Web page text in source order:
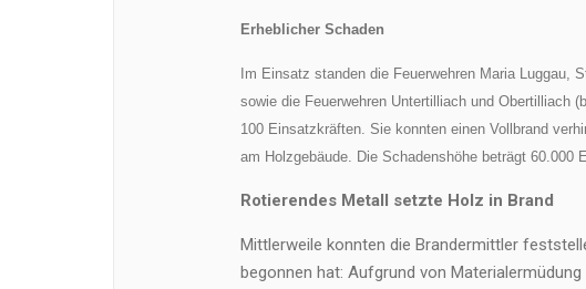
Erheblicher Schaden
Im Einsatz standen die Feuerwehren Maria Luggau,
sowie die Feuerwehren Untertilliach und Obertilliach
100 Einsatzkräften. Sie konnten einen Vollbrand
am Holzgebäude. Die Schadenshöhe beträgt 60.000
Rotierendes Metall setzte Holz in Brand
Mittlerweile konnten die Brandermittler
begonnen hat: Aufgrund von